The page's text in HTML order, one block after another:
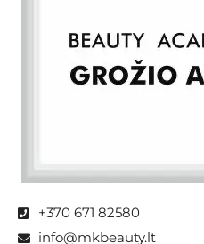
+370 671 82580
info@mkbeauty.lt